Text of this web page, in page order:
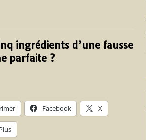
ingrédients d’une fausse
parfaite ?
Facebook X
Plus